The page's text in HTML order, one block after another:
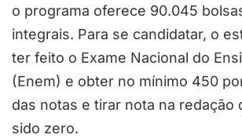
o programa oferece 90.045
integrais. Para se candidatar, o
ter feito o Exame Nacional do
(Enem) e obter no mínimo 450
das notas e tirar nota na redação
sido zero.